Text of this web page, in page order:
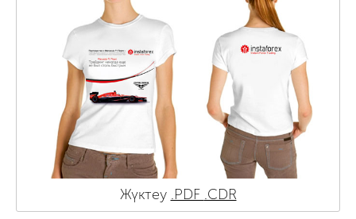
Жүктеу .PDF .CDR